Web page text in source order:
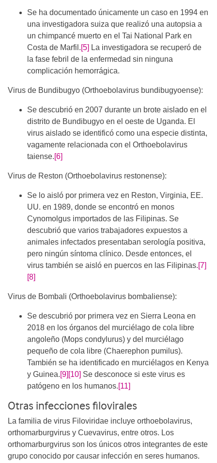
Se ha documentado únicamente un caso en 1994 en
una investigadora suiza que realizó una autopsia a
un chimpancé muerto en el Tai National Park en
Costa de Marfil.[5] La investigadora se recuperó de
la fase febril de la enfermedad sin ninguna
complicación hemorrágica.
Virus de Bundibugyo (Orthoebolavirus bundibugyoense):
Se descubrió en 2007 durante un brote aislado en el
distrito de Bundibugyo en el oeste de Uganda. El
virus aislado se identificó como una especie distinta,
vagamente relacionada con el Orthoebolavirus
taiense.[6]
Virus de Reston (Orthoebolavirus restonense):
Se lo aisló por primera vez en Reston, Virginia, EE.
UU. en 1989, donde se encontró en monos
Cynomolgus importados de las Filipinas. Se
descubrió que varios trabajadores expuestos a
animales infectados presentaban serología positiva,
pero ningún síntoma clínico. Desde entonces, el
virus también se aisló en puercos en las Filipinas.[7]
[8]
Virus de Bombali (Orthoebolavirus bombaliense):
Se descubrió por primera vez en Sierra Leona en
2018 en los órganos del murciélago de cola libre
angoleño (Mops condylurus) y del murciélago
pequeño de cola libre (Chaerephon pumilus).
También se ha identificado en murciélagos en Kenya
y Guinea.[9] [10] Se desconoce si este virus es
patógeno en los humanos.[11]
Otras infecciones filovirales
La familia de virus Filoviridae incluye orthoebolavirus,
orthomarburgvirus y Cuevavirus, entre otros. Los
orthomarburgvirus son los únicos otros integrantes de este
grupo conocido por causar infección en seres humanos.